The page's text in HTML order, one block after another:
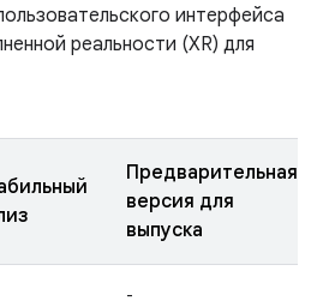
интерфейса
реальности (XR) для
Предварительная
версия для
выпуска
-